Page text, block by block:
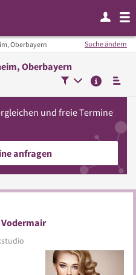
Oberbayern
Oberbayern
Suche ändern
und freie Termine
anfragen